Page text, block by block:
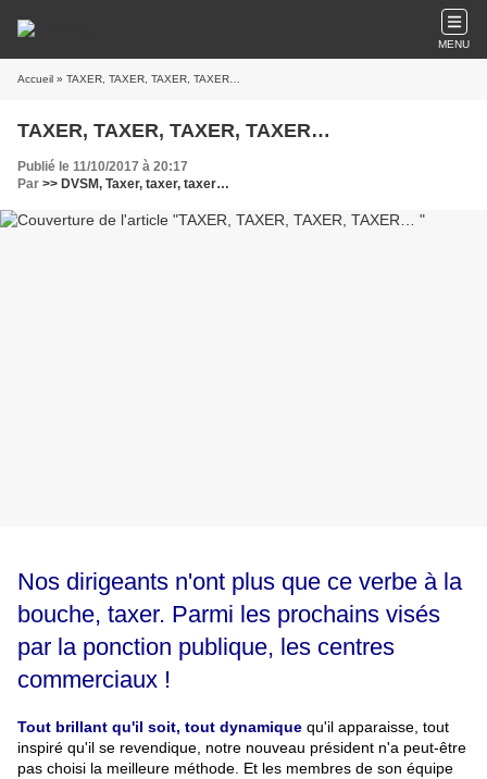
MENU
Accueil » TAXER, TAXER, TAXER, TAXER…
TAXER, TAXER, TAXER, TAXER…
Publié le 11/10/2017 à 20:17
Par >> DVSM, Taxer, taxer, taxer…
Nos dirigeants n'ont plus que ce verbe à la
bouche, taxer. Parmi les prochains visés
par la ponction publique, les centres
commerciaux !
Tout brillant qu'il soit, tout dynamique qu'il apparaisse, tout
inspiré qu'il se revendique, notre nouveau président n'a peut-être
pas choisi la meilleure méthode. Et les membres de son équipe